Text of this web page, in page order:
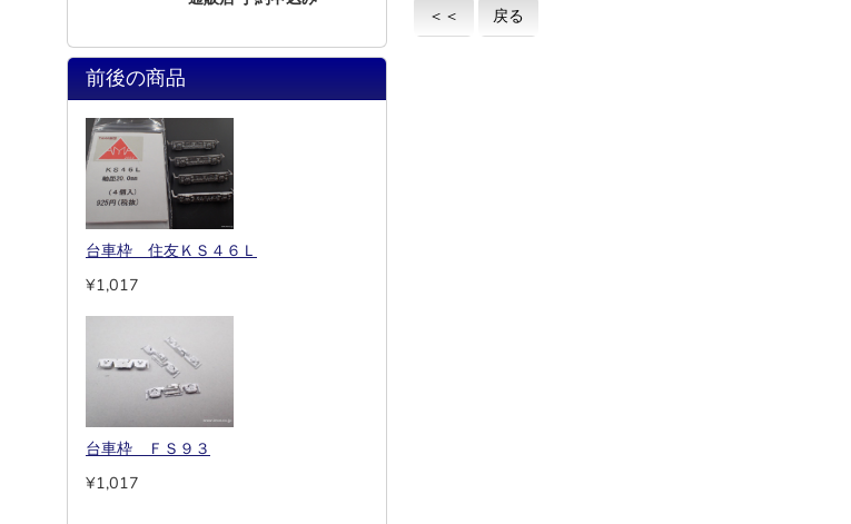
＜＜ 戻る
前後の商品
台車枠 住友ＫＳ４６Ｌ
¥1,017
台車枠 ＦＳ９３
¥1,017